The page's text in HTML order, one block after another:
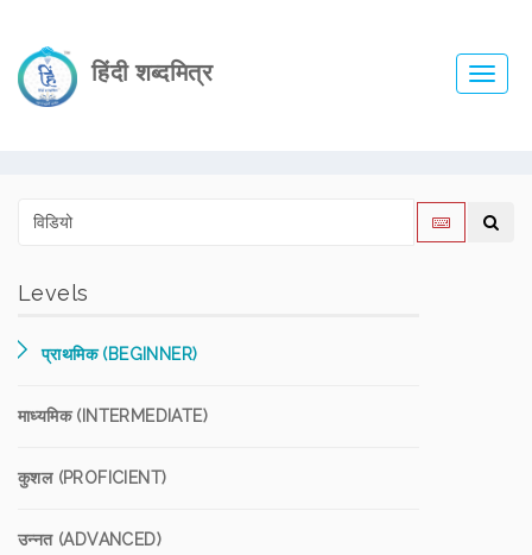
हिंदी शब्दमित्र
Levels
प्राथमिक (BEGINNER)
माध्यमिक (INTERMEDIATE)
कुशल (PROFICIENT)
उन्नत (ADVANCED)